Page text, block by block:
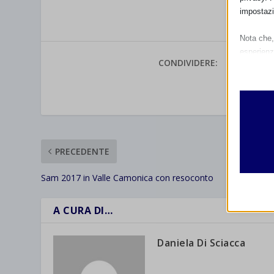
CONDIVIDERE:
PRECEDENTE
Sam 2017 in Valle Camonica con resoconto
A CURA DI…
Daniela Di Sciacca
Nota
I
Altri